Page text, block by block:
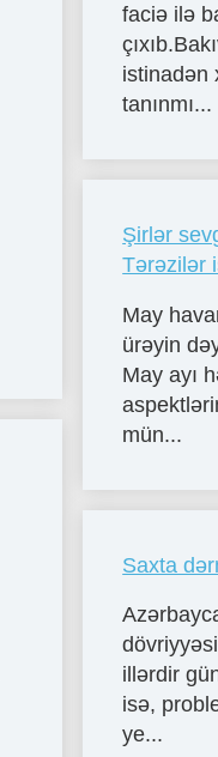
faciə ilə
istinadən
tanınmı...
Şirlər
Tərəzilər
May
ürəyin
May ayı
mün...
Saxta
illərdir
isə,
ye...